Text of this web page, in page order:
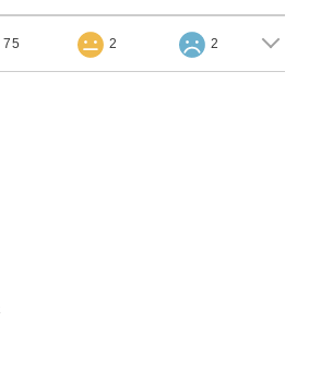
75 2 2